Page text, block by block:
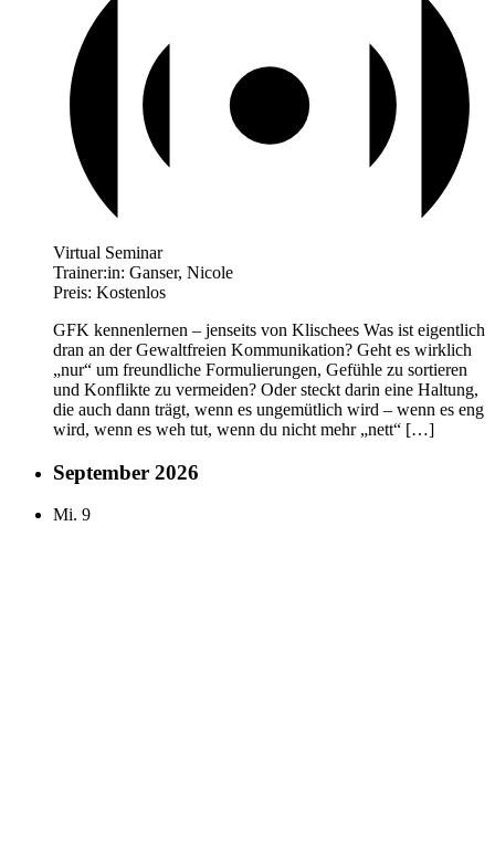
Virtual Seminar
Trainer:in: Ganser, Nicole
Preis: Kostenlos
GFK kennenlernen – jenseits von Klischees Was ist eigentlich
dran an der Gewaltfreien Kommunikation? Geht es wirklich
„nur“ um freundliche Formulierungen, Gefühle zu sortieren
und Konflikte zu vermeiden? Oder steckt darin eine Haltung,
die auch dann trägt, wenn es ungemütlich wird – wenn es eng
wird, wenn es weh tut, wenn du nicht mehr „nett“ […]
September 2026
Mi. 9